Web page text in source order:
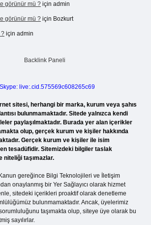
görünür mü ? için admin
görünür mü ? için Bozkurt
? için admin
Skype: live:.cid.575569c608265c69
sitesi, herhangi bir marka, kurum veya şahıs
bulunmamaktadır. Sitede yalnızca kendi
paylaşılmaktadır. Burada yer alan içerikler
olup, gerçek kurum ve kişiler hakkında
Gerçek kurum ve kişiler ile isim
tesadüfidir. Sitemizdeki bilgiler taslak
niteliği taşımazlar.
gereğince Bilgi Teknolojileri ve İletişim
onaylanmış bir Yer Sağlayıcı olarak hizmet
sitedeki içerikleri proaktif olarak denetleme
bulunmamaktadır. Ancak, üyelerimiz
taşımakta olup, siteye üye olarak bu
sayılırlar.